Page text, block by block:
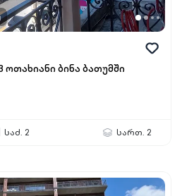
ბინა ბათუმში
საძ. 2 სართ. 2